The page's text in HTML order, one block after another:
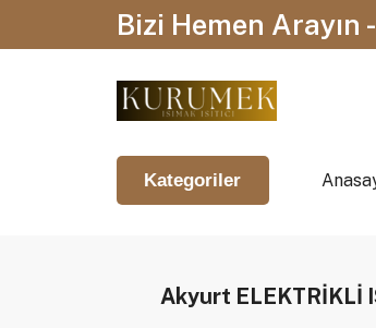
Bizi Hemen
Kategoriler
Akyurt ELEKTRİKLİ